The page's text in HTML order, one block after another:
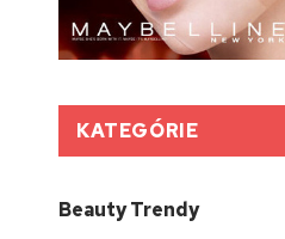
KATEGÓRIE
Beauty Trendy